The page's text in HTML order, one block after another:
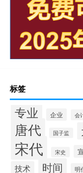
标签
专业 企业 会
唐代 国子监
宋代 宋史
技术 时间 明